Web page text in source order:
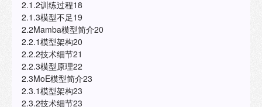
2.1.2训练过程18
2.1.3模型不足19
2.2Mamba模型简介20
2.2.1模型架构20
2.2.2技术细节21
2.2.3模型原理22
2.3MoE模型简介23
2.3.1模型架构23
2.3.2技术细节23